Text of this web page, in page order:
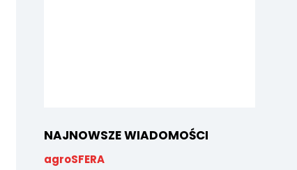
NAJNOWSZE WIADOMOŚCI
agroSFERA